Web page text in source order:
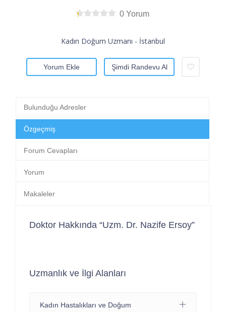
0 Yorum
Kadın Doğum Uzmanı - İstanbul
Yorum Ekle Şimdi Randevu Al
Bulunduğu Adresler
Özgeçmiş
Forum Cevapları
Yorum
Makaleler
Doktor Hakkında “Uzm. Dr. Nazife Ersoy”
Uzmanlık ve İlgi Alanları
Kadın Hastalıkları ve Doğum